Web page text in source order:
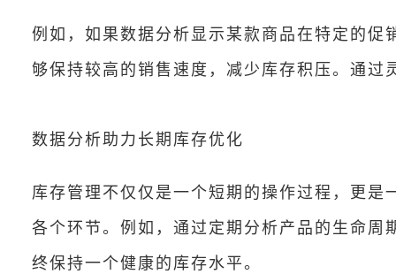
例如，如果数据分析显示某款商品在特定的
够保持较高的销售速度，减少库存积压。通
数据分析助力长期库存优化
库存管理不仅仅是一个短期的操作过程，更
各个环节。例如，通过定期分析产品的生命
终保持一个健康的库存水平。